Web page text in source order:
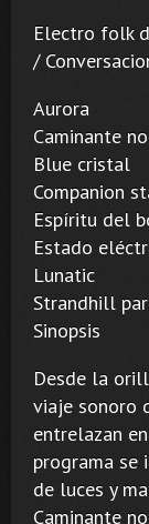
Electro folk
/
Aurora
Caminante
Blue cristal
Companion
Espíritu del
Estado
Lunatic
Strandhill
Sinopsis
Desde la
viaje sonoro
entrelazan
programa se
de luces y
Caminante